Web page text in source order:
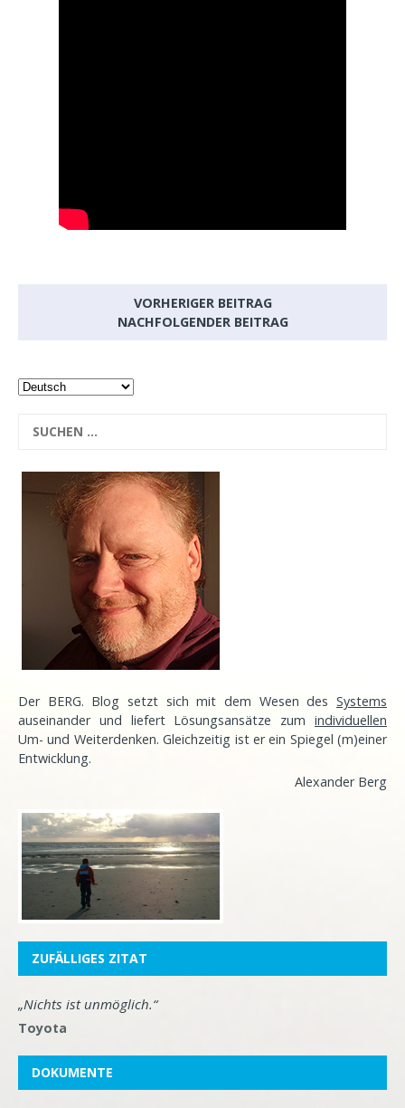
VORHERIGER BEITRAG
NACHFOLGENDER BEITRAG
Der BERG. Blog setzt sich mit dem Wesen des Systems
auseinander und liefert Lösungsansätze zum individuellen
Um- und Weiterdenken. Gleichzeitig ist er ein Spiegel (m)einer
Entwicklung.
Alexander Berg
ZUFÄLLIGES ZITAT
„Nichts ist unmöglich.“
Toyota
DOKUMENTE